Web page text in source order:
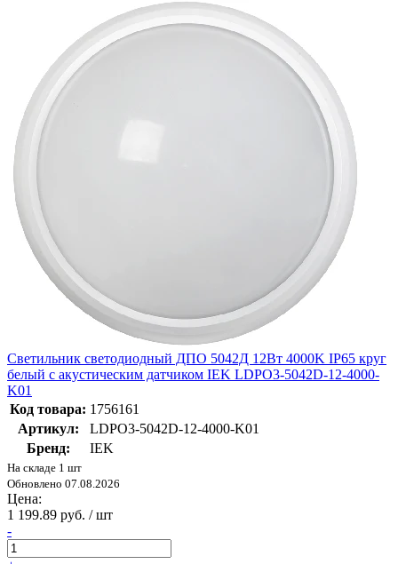
Светильник светодиодный ДПО 5042Д 12Вт 4000K IP65 круг
белый с акустическим датчиком IEK LDPO3-5042D-12-4000-
K01
Код товара: 1756161
Артикул:
LDPO3-5042D-12-4000-K01
Бренд:
IEK
На складе 1 шт
Обновлено 07.08.2026
Цена:
1 199.89 руб. / шт
-